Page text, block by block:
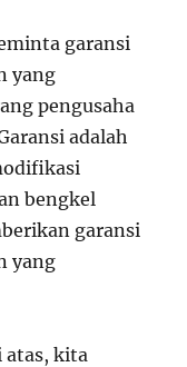
garansi
yang
pengusaha
adalah
bengkel
garansi
yang
atas, kita